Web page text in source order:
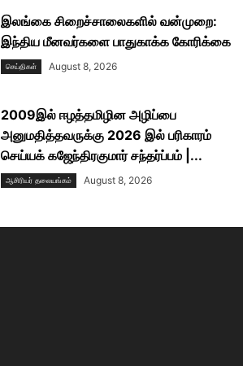
இலங்கை சிறைச்சாலைகளில் வன்முறை:
இந்திய மீனவர்களை பாதுகாக்க கோரிக்கை
செய்திகள் August 8, 2026
2009இல் ஈழத்தமிழின அழிப்பை
அனுமதித்தவருக்கு 2026 இல் பரிகாரம்
செய்யக் கஜேந்திரகுமார் சந்தர்ப்பம் |...
ஆசிரியர் தலையங்கம் August 8, 2026